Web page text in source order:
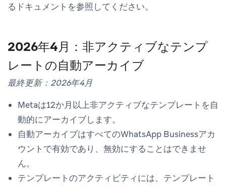
るドキュメントを参照してください。
2026年4月：非アクティブなテンプ
レートの自動アーカイブ
最終更新：2026年4月
Metaは12か月以上非アクティブなテンプレートを自
動的にアーカイブします。
自動アーカイブはすべてのWhatsApp Businessアカ
ウントで有効であり、無効にすることはできませ
ん。
テンプレートのアクティビティには、テンプレート